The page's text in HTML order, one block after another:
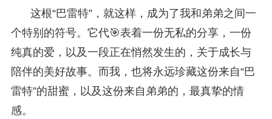
这根“巴雷特”，就这样，成为了我和弟弟之间一
个特别的符号。它代🎯表着一份无私的分享，一份
纯真的爱，以及一段正在悄然发生的，关于成长与
陪伴的美好故事。而我，也将永远珍藏这份来自“巴
雷特”的甜蜜，以及这份来自弟弟的，最真挚的情
感。